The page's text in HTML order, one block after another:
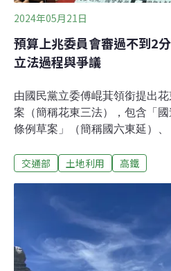
2024年05月21日
預算上兆委員會審過不到2
立法過程與爭議
由國民黨立委傅崐萁領銜提出
案（簡稱花東三法），包含「
條例草案」（簡稱國六東延）
條例草案」（簡稱花東快），
整理花東三法今年3月提出至今
花東三法耗費上兆 委員會最快
民黨立委傅崐萁等人提出花東
底、4月中旬個別進入委員會審
濟、交通委員會聯合審查；「
交通部 土地利用 高鐵